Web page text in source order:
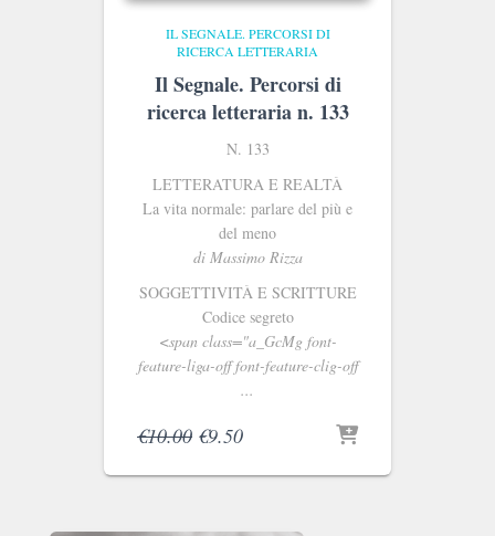
IL SEGNALE. PERCORSI DI
RICERCA LETTERARIA
Il Segnale. Percorsi di
ricerca letteraria n. 133
N. 133
LETTERATURA E REALTÀ
La vita normale: parlare del più e
del meno
di Massimo Rizza
SOGGETTIVITÀ E SCRITTURE
Codice segreto
<span class="a_GcMg font-
feature-liga-off font-feature-clig-off
...
€10.00 Il
originale
€10.00.
€9.50Il
attuale
€9.50.